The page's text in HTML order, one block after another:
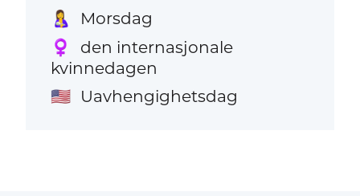
🤱 Morsdag
♀️
den internasjonale
kvinnedagen
🇺🇸 Uavhengighetsdag